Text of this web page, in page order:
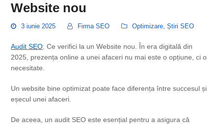
Website nou
3 iunie 2025 Firma SEO Optimizare ,Știri SEO
Audit SEO: Ce verifici la un Website nou. În era digitală din
2025, prezența online a unei afaceri nu mai este o opțiune, ci o
necesitate.
Un website bine optimizat poate face diferența între succesul și
eșecul unei afaceri.
De aceea, un audit SEO este esențial pentru a asigura că